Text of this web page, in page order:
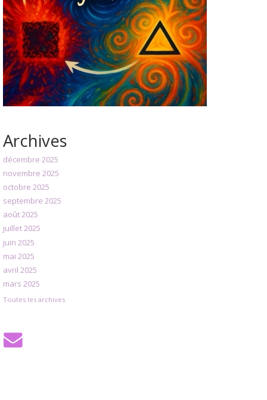
Archives
décembre 2025
novembre 2025
octobre 2025
septembre 2025
août 2025
juillet 2025
juin 2025
mai 2025
avril 2025
mars 2025
Toutes les archives